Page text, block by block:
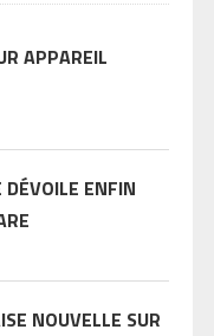
APPAREIL
ENFIN
NOUVELLE SUR